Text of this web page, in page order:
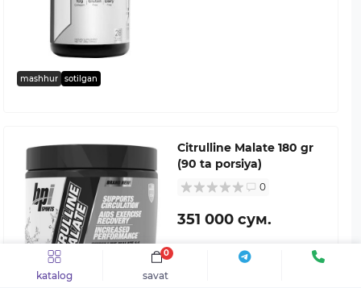
katalog savat
0
mashhur sotilgan
Citrulline Malate 180 gr
(90 ta porsiya)
0
351 000 сум.